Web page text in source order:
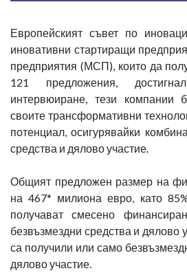
Европейският съвет по
иновативни стартиращи
предприятия (МСП), които да
121 предложения,
интервюиране, тези компании
своите трансформативни
потенциал, осигурявайки
средства и дялово участие.
Общият предложен размер на
на 467* милиона евро, като
получават смесено
безвъзмездни средства и дялово
са получили или само
дялово участие.